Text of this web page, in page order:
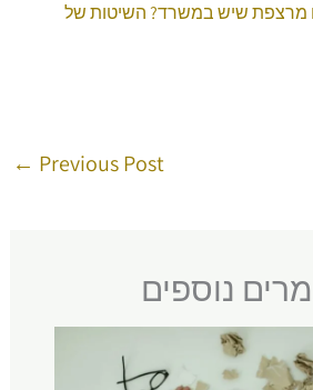
מרצפת שיש במשרד? השיטות של
← Previous Post
נוספים